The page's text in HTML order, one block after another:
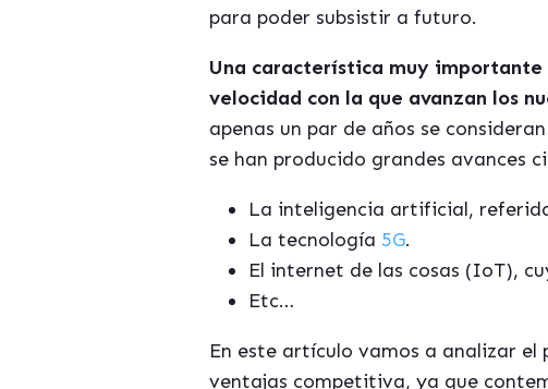
para poder subsistir a futuro.
Una característica muy
velocidad con la que avanzan los
apenas un par de años se
se han producido grandes avances
La inteligencia artificial,
La tecnología 5G.
El internet de las cosas (IoT),
Etc…
En este artículo vamos a analizar
ventajas competitiva, ya que